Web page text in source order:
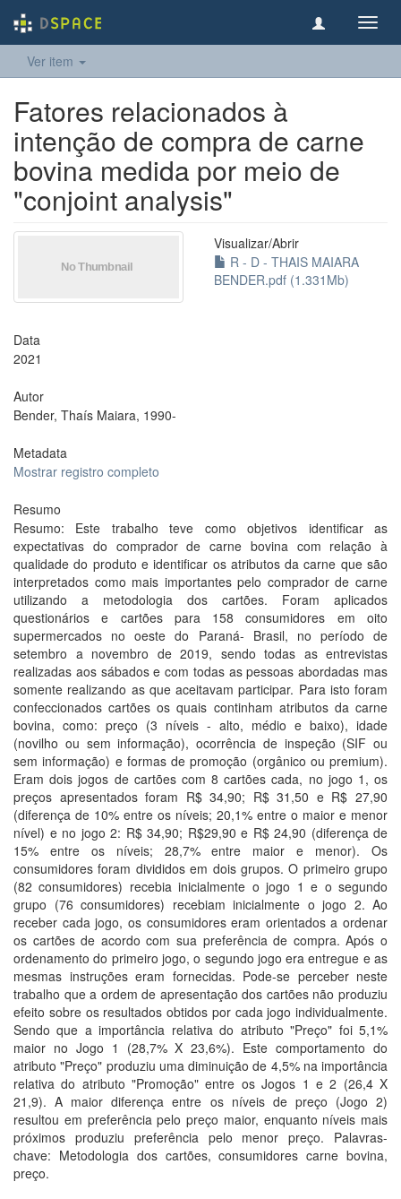
Ver item
Fatores relacionados à
intenção de compra de carne
bovina medida por meio de
"conjoint analysis"
Visualizar/Abrir
R - D - THAIS MAIARA
BENDER.pdf (1.331Mb)
Data
2021
Autor
Bender, Thaís Maiara, 1990-
Metadata
Mostrar registro completo
Resumo
Resumo: Este trabalho teve como objetivos identificar as
expectativas do comprador de carne bovina com relação à
qualidade do produto e identificar os atributos da carne que são
interpretados como mais importantes pelo comprador de carne
utilizando a metodologia dos cartões. Foram aplicados
questionários e cartões para 158 consumidores em oito
supermercados no oeste do Paraná- Brasil, no período de
setembro a novembro de 2019, sendo todas as entrevistas
realizadas aos sábados e com todas as pessoas abordadas mas
somente realizando as que aceitavam participar. Para isto foram
confeccionados cartões os quais continham atributos da carne
bovina, como: preço (3 níveis - alto, médio e baixo), idade
(novilho ou sem informação), ocorrência de inspeção (SIF ou
sem informação) e formas de promoção (orgânico ou premium).
Eram dois jogos de cartões com 8 cartões cada, no jogo 1, os
preços apresentados foram R$ 34,90; R$ 31,50 e R$ 27,90
(diferença de 10% entre os níveis; 20,1% entre o maior e menor
nível) e no jogo 2: R$ 34,90; R$29,90 e R$ 24,90 (diferença de
15% entre os níveis; 28,7% entre maior e menor). Os
consumidores foram divididos em dois grupos. O primeiro grupo
(82 consumidores) recebia inicialmente o jogo 1 e o segundo
grupo (76 consumidores) recebiam inicialmente o jogo 2. Ao
receber cada jogo, os consumidores eram orientados a ordenar
os cartões de acordo com sua preferência de compra. Após o
ordenamento do primeiro jogo, o segundo jogo era entregue e as
mesmas instruções eram fornecidas. Pode-se perceber neste
trabalho que a ordem de apresentação dos cartões não produziu
efeito sobre os resultados obtidos por cada jogo individualmente.
Sendo que a importância relativa do atributo "Preço" foi 5,1%
maior no Jogo 1 (28,7% X 23,6%). Este comportamento do
atributo "Preço" produziu uma diminuição de 4,5% na importância
relativa do atributo "Promoção" entre os Jogos 1 e 2 (26,4 X
21,9). A maior diferença entre os níveis de preço (Jogo 2)
resultou em preferência pelo preço maior, enquanto níveis mais
próximos produziu preferência pelo menor preço. Palavras-
chave: Metodologia dos cartões, consumidores carne bovina,
preço.